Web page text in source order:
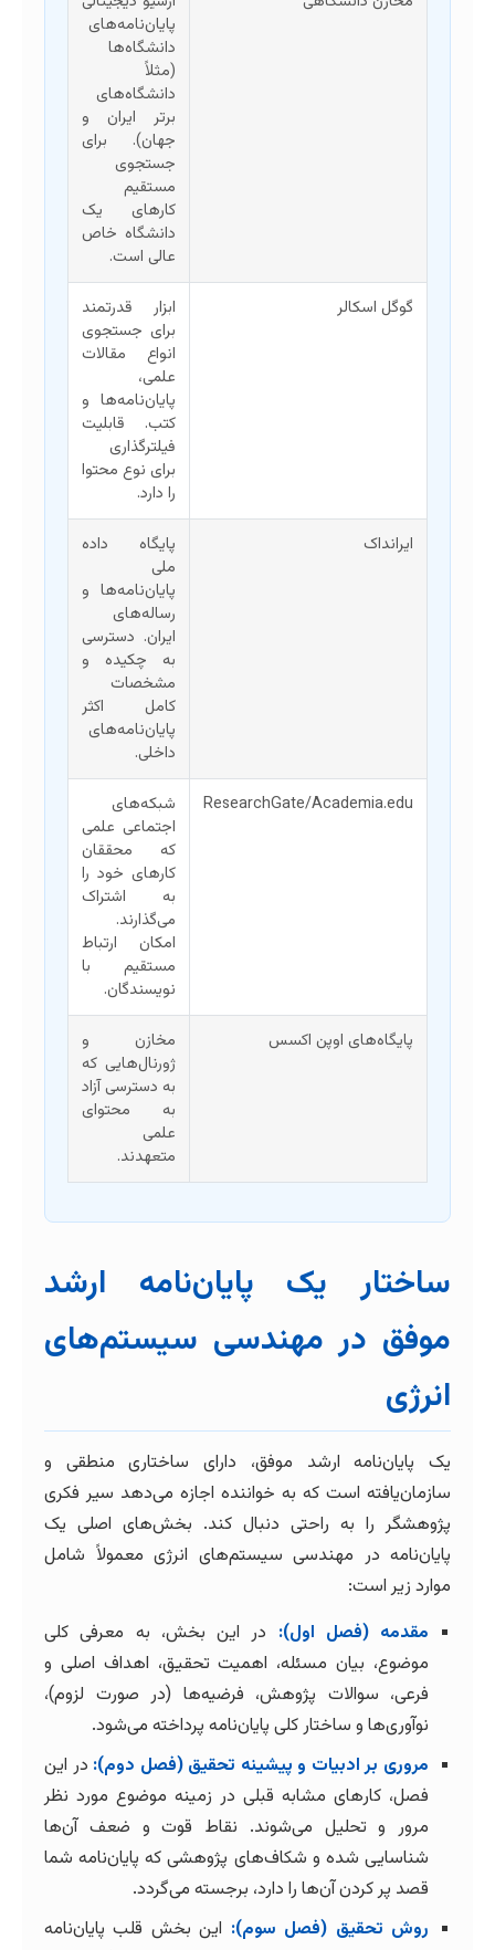
پایان‌نامه‌های
دانشگاه‌ها
(مثلاً
دانشگاه‌های
برتر ایران و
جهان). برای
جستجوی
مستقیم
کارهای یک
دانشگاه خاص
عالی است.
گوگل اسکالر
ابزار قدرتمند
برای جستجوی
انواع مقالات
علمی،
پایان‌نامه‌ها و
کتب. قابلیت
فیلترگذاری
برای نوع محتوا
را دارد.
ایرانداک
پایگاه داده
ملی
پایان‌نامه‌ها و
رساله‌های
ایران. دسترسی
به چکیده و
مشخصات
کامل اکثر
پایان‌نامه‌های
داخلی.
ResearchGate/Academia.edu
شبکه‌های
اجتماعی علمی
که محققان
کارهای خود را
به اشتراک
می‌گذارند.
امکان ارتباط
مستقیم با
نویسندگان.
پایگاه‌های اوپن اکسس
مخازن و
ژورنال‌هایی که
به دسترسی آزاد
به محتوای
علمی
متعهدند.
ساختار یک پایان‌نامه ارشد
موفق در مهندسی سیستم‌های
انرژی
یک پایان‌نامه ارشد موفق، دارای ساختاری منطقی و
سازمان‌یافته است که به خواننده اجازه می‌دهد سیر فکری
پژوهشگر را به راحتی دنبال کند. بخش‌های اصلی یک
پایان‌نامه در مهندسی سیستم‌های انرژی معمولاً شامل
موارد زیر است:
مقدمه (فصل اول): در این بخش، به معرفی کلی
موضوع، بیان مسئله، اهمیت تحقیق، اهداف اصلی و
فرعی، سوالات پژوهش، فرضیه‌ها (در صورت لزوم)،
نوآوری‌ها و ساختار کلی پایان‌نامه پرداخته می‌شود.
مروری بر ادبیات و پیشینه تحقیق (فصل دوم): در این
فصل، کارهای مشابه قبلی در زمینه موضوع مورد نظر
مرور و تحلیل می‌شوند. نقاط قوت و ضعف آن‌ها
شناسایی شده و شکاف‌های پژوهشی که پایان‌نامه شما
قصد پر کردن آن‌ها را دارد، برجسته می‌گردد.
روش تحقیق (فصل سوم): این بخش قلب پایان‌نامه